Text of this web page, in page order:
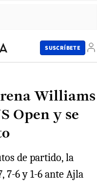
SUSCRÍBETE
Williams
Open y se
de partido, la
7-6 y 1-6 ante Ajla